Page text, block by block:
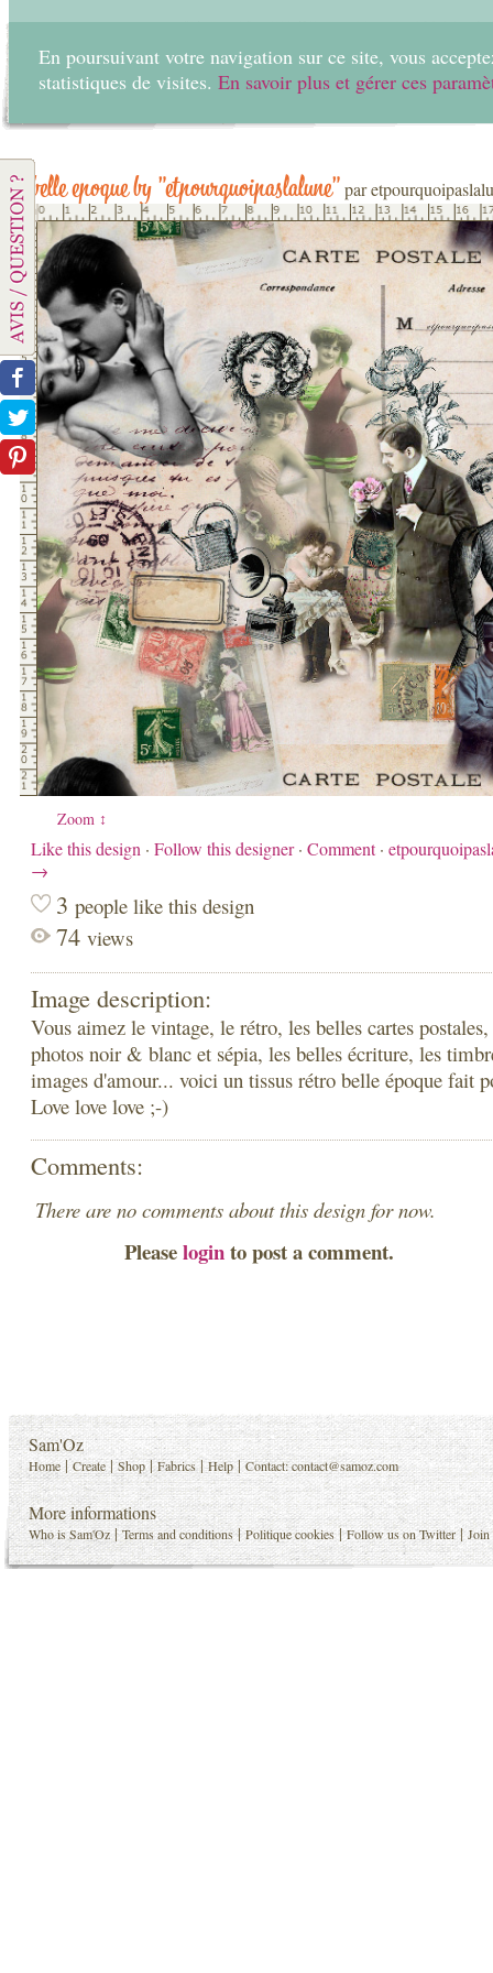
En poursuivant votre navigation sur ce site, vous
statistiques de visites. En savoir plus et gérer ces
belle epoque by "etpourquoipaslalune" par
Zoom ↕
Like this design · Follow this designer· Comment·
→
3 people like this design
74 views
Image description:
Vous aimez le vintage, le rétro, les belles cartes
photos noir & blanc et sépia, les belles écriture, les
images d'amour... voici un tissus rétro belle époque fait
Love love love ;-)
Comments:
There are no comments about this design for now.
Pleaseloginto post a comment.
Sam'Oz
Home |Create |Shop |Fabrics |Help |Contact:contact@samoz.com
More informations
Who is Sam'Oz |Terms and conditions |Politique cookies |Follow us on Twitter |Join